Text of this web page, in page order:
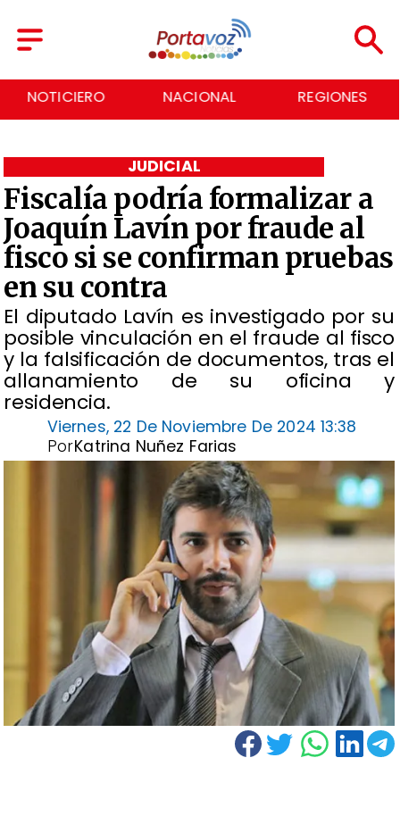
NACIONAL REGIONES ECONOMÍA
Fiscalía podría formalizar a
Joaquín Lavín por fraude al
fisco si se confirman pruebas
en su contra
​El diputado Lavín es investigado por su
posible vinculación en el fraude al fisco
y la falsificación de documentos, tras el
allanamiento de su oficina y
residencia.
JUDICIAL
Viernes, 22 De Noviembre De 2024 13:38
Katrina Nuñez Farias
Por